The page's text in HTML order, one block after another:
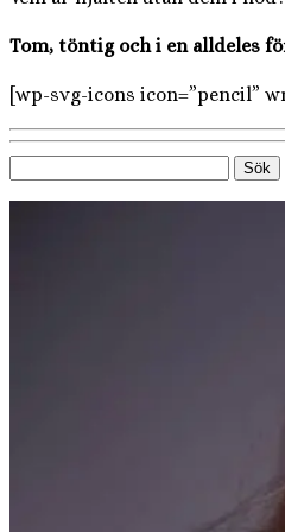
Tom, töntig och i en alldeles
[wp-svg-icons icon=”pencil”
efter: